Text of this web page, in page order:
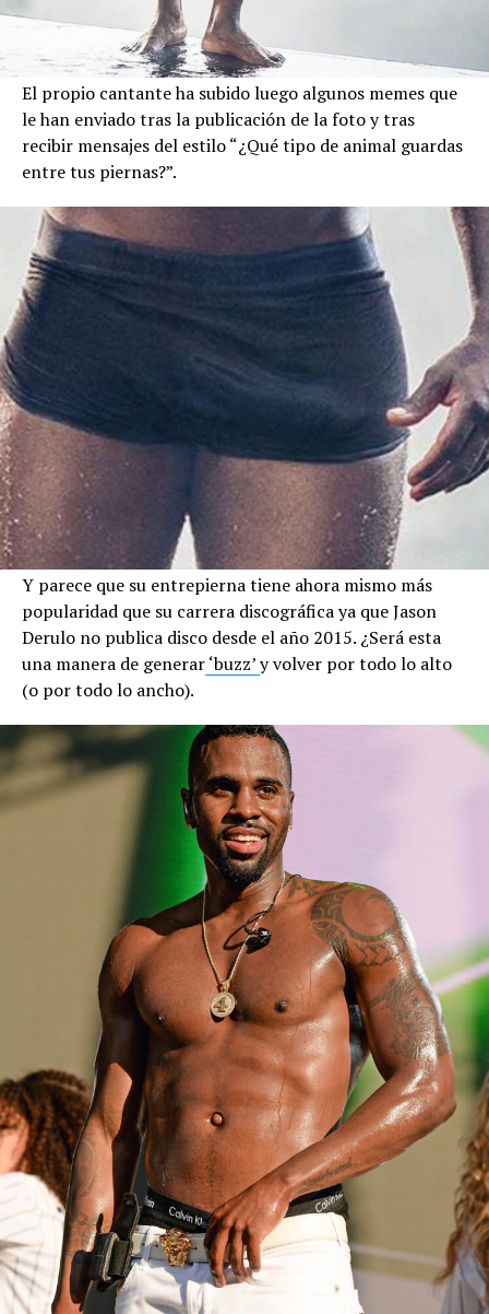
El propio cantante ha subido luego algunos memes que
le han enviado tras la publicación de la foto y tras
recibir mensajes del estilo “¿Qué tipo de animal guardas
entre tus piernas?”.
Y parece que su entrepierna tiene ahora mismo más
popularidad que su carrera discográfica ya que Jason
Derulo no publica disco desde el año 2015. ¿Será esta
una manera de generar‘buzz’y volver por todo lo alto
(o por todo lo ancho).